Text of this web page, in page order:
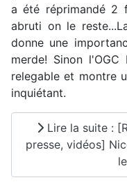
a été réprimandé 2
abruti on le
donne une
merde! Sinon
relegable et montre
inquiétant.
Lire la suite :
presse, vidéos]